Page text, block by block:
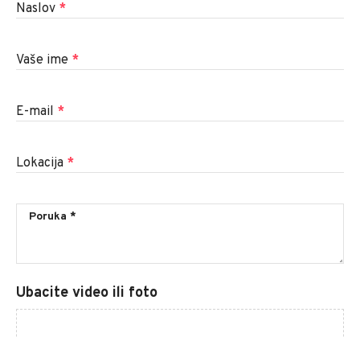
Naslov *
Vaše ime *
E-mail *
Lokacija *
Ubacite video ili foto